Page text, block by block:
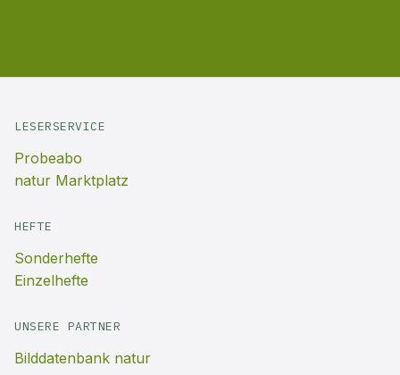
LESERSERVICE
Probeabo
natur Marktplatz
HEFTE
Sonderhefte
Einzelhefte
UNSERE PARTNER
Bilddatenbank natur